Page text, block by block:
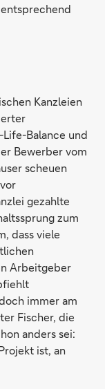
Kanzleien
Balance und
Bewerber vom
scheuen
gezahlte
zum
dass viele
Arbeitgeber
immer am
Fischer, die
anders sei:
ist, an